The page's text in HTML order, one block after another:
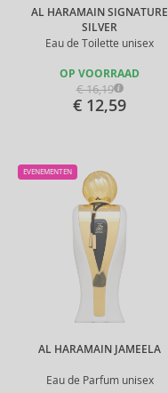
AL HARAMAIN SIGNATURE
SILVER
Eau de Toilette unisex
OP VOORRAAD
€ 16,19
€ 12,59
AL HARAMAIN JAMEELA
Eau de Parfum unisex
EVENEMENTEN